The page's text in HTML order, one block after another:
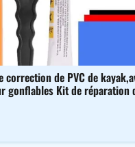
correction de PVC de
gonflables Kit de réparation